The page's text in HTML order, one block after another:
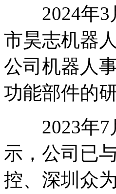
2024年3月
市昊志机器
公司机器人
功能部件的
2023年7
示，公司已
控、深圳众